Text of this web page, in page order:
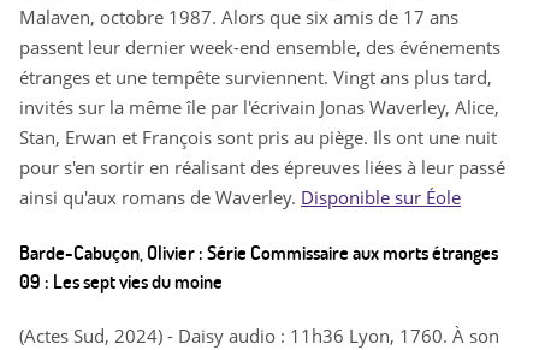
Malaven, octobre 1987. Alors que six amis de 17 ans
passent leur dernier week-end ensemble, des événements
étranges et une tempête surviennent. Vingt ans plus tard,
invités sur la même île par l'écrivain Jonas Waverley, Alice,
Stan, Erwan et François sont pris au piège. Ils ont une nuit
pour s'en sortir en réalisant des épreuves liées à leur passé
ainsi qu'aux romans de Waverley. Disponible sur Éole
Barde-Cabuçon, Olivier : Série Commissaire aux morts étranges
09 : Les sept vies du moine
(Actes Sud, 2024) - Daisy audio : 11h36 Lyon, 1760. À son